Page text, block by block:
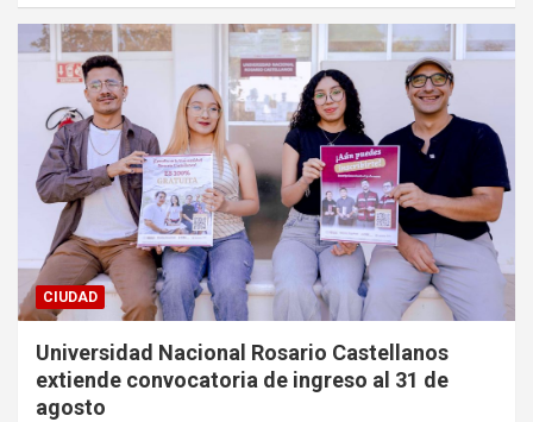
CIUDAD
Universidad Nacional Rosario Castellanos
extiende convocatoria de ingreso al 31 de
agosto